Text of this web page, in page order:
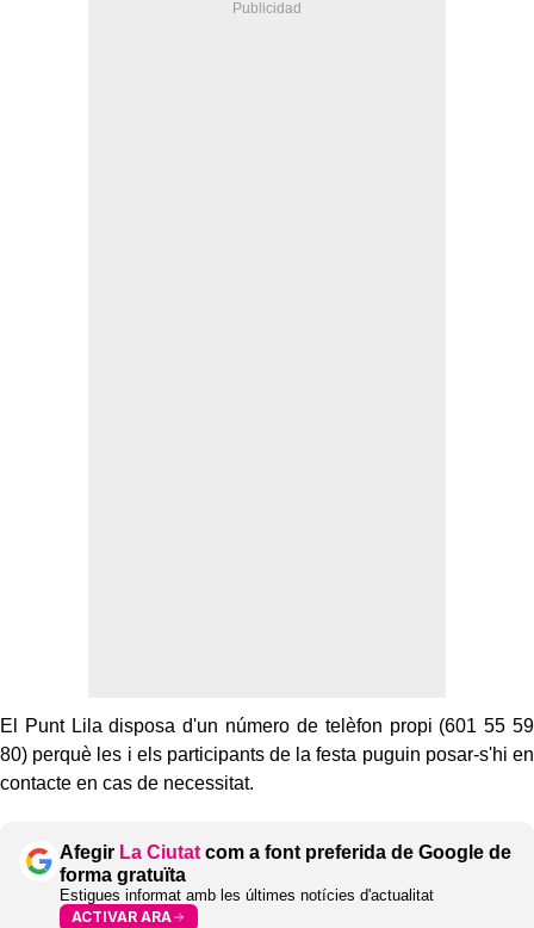
El Punt Lila disposa d'un número de telèfon propi (601 55 59
80) perquè les i els participants de la festa puguin posar-s'hi en
contacte en cas de necessitat.
Afegir La Ciutat com a font preferida de Google de
forma gratuïta
Estigues informat amb les últimes notícies d'actualitat
ACTIVAR ARA